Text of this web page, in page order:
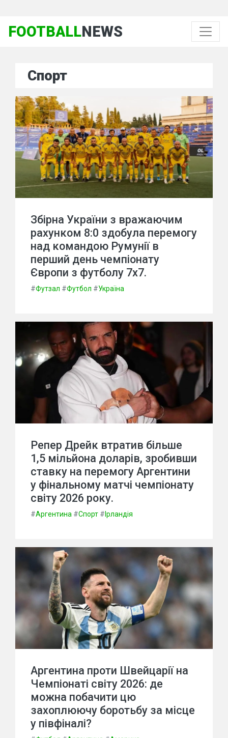
FOOTBALLNEWS
Спорт
Збірна України з вражаючим
рахунком 8:0 здобула перемогу
над командою Румунії в
перший день чемпіонату
Європи з футболу 7х7.
#Футзал #Футбол #Україна
Репер Дрейк втратив більше
1,5 мільйона доларів, зробивши
ставку на перемогу Аргентини
у фінальному матчі чемпіонату
світу 2026 року.
#Аргентина #Спорт # Ірландія
Аргентина проти Швейцарії на
Чемпіонаті світу 2026: де
можна побачити цю
захоплюючу боротьбу за місце
у півфіналі?